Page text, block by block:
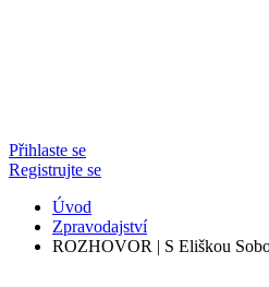
Přihlaste se
Registrujte se
Úvod
Zpravodajství
ROZHOVOR | S Eliškou